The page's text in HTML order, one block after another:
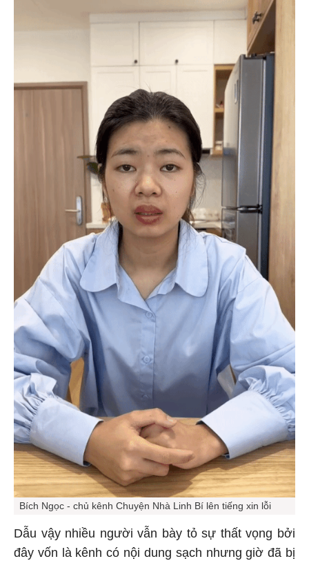
Bích Ngọc - chủ kênh Chuyện Nhà Linh Bí lên tiếng xin lỗi
Dẫu vậy nhiều người vẫn bày tỏ sự thất vọng bởi
đây vốn là kênh có nội dung sạch nhưng giờ đã bị